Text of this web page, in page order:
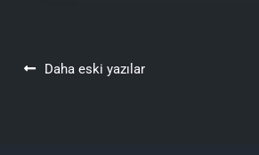
YazıDaha eski yazılar